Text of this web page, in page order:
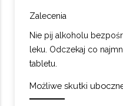
Zalecenia
Nie pij alkoholu
leku. Odczekaj co
tabletu.
Możliwe skutki